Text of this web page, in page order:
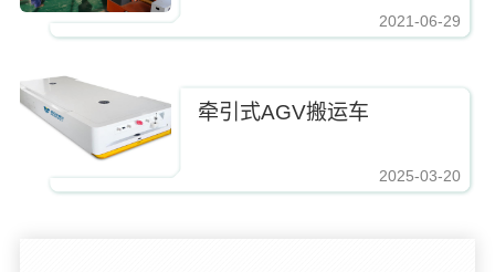
2021-06-29
牵引式AGV搬运车
2025-03-20